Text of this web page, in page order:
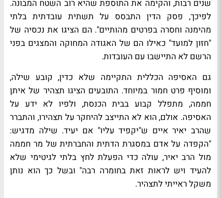
שנים רבות, והקימה את התוספת שהיא רוב השטח המבונה.
לפיכך, פסק הדין התבסס על תשתית עובדתית בלתי
מהימנה וחסרה בפרטים מהותיים". הם הציגו את נכסיה של
"חזון למועד" כאילו הם של האגודה המחוקה והמצגים בפני
הרשם לא התיישבו עם העובדות.
גם האסיפה הכללית התקיימה שלא כדין, קובע שילה,
ומוסיף פרט חמור במיוחד. התובעים הציגו תצהיר של איתן
חממה, מתפלל קבוע בבית הכנסת, ולפיו לא ידע על
האסיפה. אולם, הוא לא התייצב להיחקר על תצהירו, והתברר
שהרב יאיר איים ש"יקפיד עליו" אם יעיד. שילה מדגיש:
"הקפדה על אדם במסגרת הדתית והחברתית של מר חממה
מול הרב יאיר, עולה כדי הפעלת לחץ בלתי לגיטימי שלא
להעיד ויש לראות זאת בחומרה רבה" ובשל כך הוא נותן
משקל ראייתי לתצהיר.